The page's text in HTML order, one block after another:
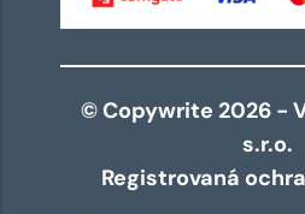
© Copywrite 2026 -
s.r.o.
Registrovaná